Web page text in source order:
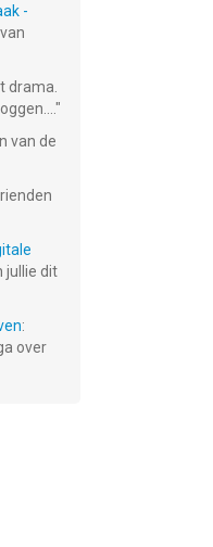
-
drama.
"
van de
jullie dit
:
over